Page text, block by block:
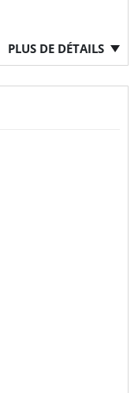
PLUS DE DÉTAILS